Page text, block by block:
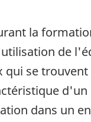
la
de
se trouvent
d'un
dans un